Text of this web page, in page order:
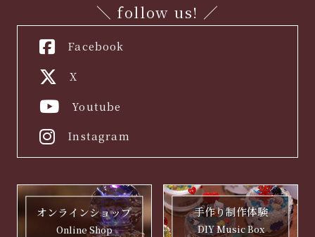
＼ follow us! ／
Facebook
X
Youtube
Instagram
オンラインショップ
Online Shop
手作り制作体験
DIY Music Box